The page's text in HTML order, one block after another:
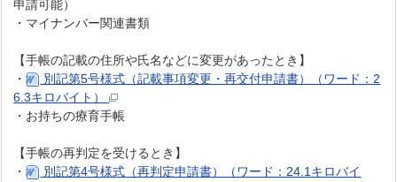
申請可能）
・マイナンバー関連書類
【手帳の記載の住所や氏名などに変更があったとき】
・
別記第5号様式（記載事項変更・再交付申請書）（ワード：2
6.3キロバイト）
・お持ちの療育手帳
【手帳の再判定を受けるとき】
・
別記第4号様式（再判定申請書）（ワード：24.1キロバイ